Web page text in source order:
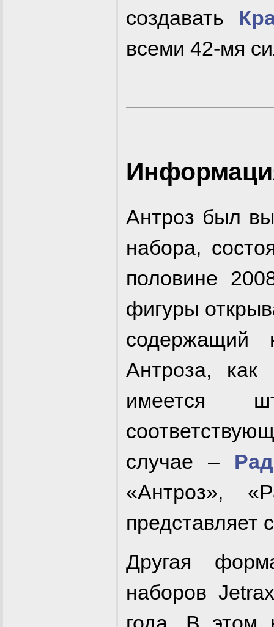
создавать
всеми 42-мя
Антроз был
набора,
половине
фигуры
содержащий
Антроза, как
имеется
случае –
«Антроз»,
представляет
Другая
наборов